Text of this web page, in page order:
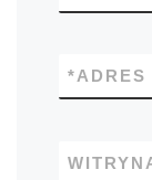
ADRES
*